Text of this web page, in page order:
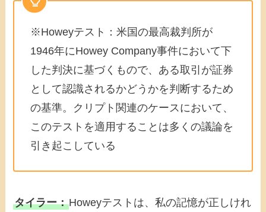
※Howeyテスト：米国の最高裁判所が
1946年にHowey Company事件において下
した判決に基づくもので、ある取引が証券
として認識されるかどうかを判断するため
の基準。クリプト関連のケースにおいて、
このテストを適用することは多くの議論を
引き起こしている
タイラー：Howeyテストは、私の記憶が正しけれ